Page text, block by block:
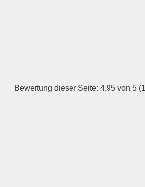
Bewertung dieser Seite: 4,95 von 5